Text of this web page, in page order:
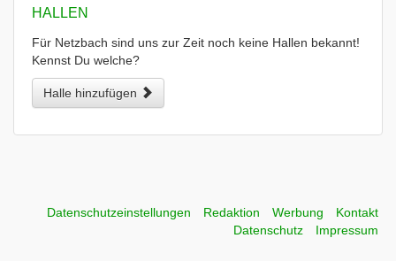
HALLEN
Für Netzbach sind uns zur Zeit noch keine Hallen bekannt!
Kennst Du welche?
Halle hinzufügen
Datenschutzeinstellungen Redaktion Werbung
Kontakt
Datenschutz
Impressum